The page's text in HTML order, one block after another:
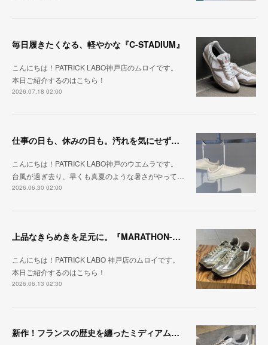
毎日履きたくなる、軽やかな『C-STADIUM』
こんにちは！PATRICK LABO神戸店のムロイです。
本日ご紹介するのはこちら！
2026.07.18 02:00
仕事の日も、休みの日も。汚れを気にせず毎日履ける『PUNCH-WP_WHT』
こんにちは！PATRICK LABO神戸のウエムラです。
台風が過ぎ去り、早くも真夏のような暑さがやって…
2026.06.30 02:00
上品なきらめきを足元に。『MARATHON-HAKU』
こんにちは！PATRICK LABO 神戸店のムロイです。
本日ご紹介するのはこちら！
2026.06.13 02:30
新作！フランスの歴史を纏ったミディアムグレー「MARATHON_CASTLE」